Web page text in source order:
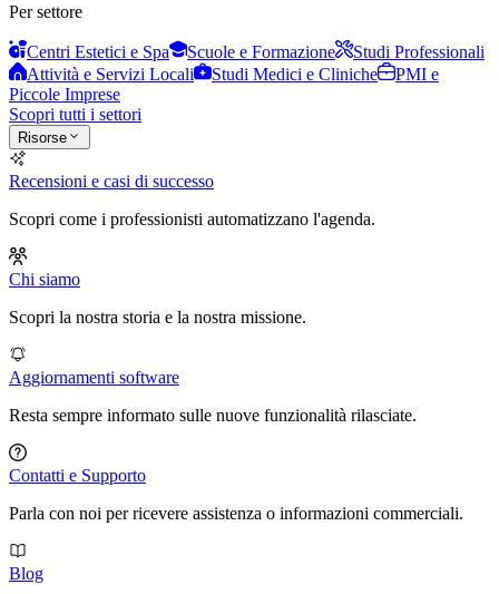
Per settore
Centri Estetici e Spa Scuole e Formazione
Studi Professionali
Attività e Servizi Locali
Studi Medici e Cliniche
PMI e
Piccole Imprese
Scopri tutti i settori
Risorse
Recensioni e casi di successo
Scopri come i professionisti automatizzano l'agenda.
Chi siamo
Scopri la nostra storia e la nostra missione.
Aggiornamenti software
Resta sempre informato sulle nuove funzionalità rilasciate.
Contatti e Supporto
Parla con noi per ricevere assistenza o informazioni commerciali.
Blog